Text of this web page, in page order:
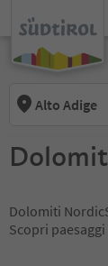
Alto Adige
Dolomiti
Scopri